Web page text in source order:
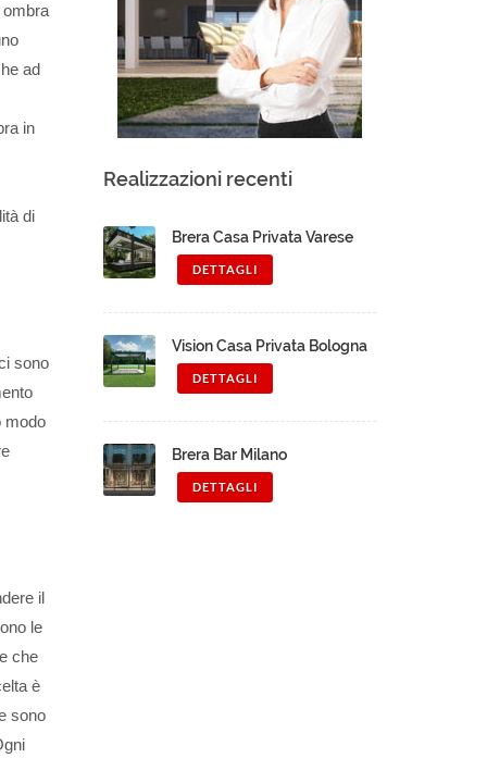
ombra
ad
in
di
sono
modo
il
le
che
è
sono
Realizzazioni recenti
Brera Casa Privata Varese
DETTAGLI
Vision Casa Privata Bologna
DETTAGLI
Brera Bar Milano
DETTAGLI